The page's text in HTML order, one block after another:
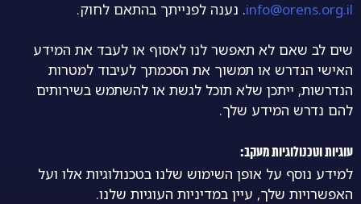
info@orens.org.il. נענה לפנייתך בהתאם לחוק.
שים לב שאם לא תאפשר לנו לאסוף או לעבד את המידע
האישי הנדרש או תמשוך את הסכמתך לעיבוד למטרות
הנדרשות, ייתכן שלא תוכל לגשת או להשתמש בשירותים
להם נדרש המידע שלך.
עוגיות וטכנולוגיות מעקב:
למידע נוסף על אופן השימוש שלנו בטכנולוגיות אלו ועל
האפשרויות שלך, עיין במדיניות העוגיות שלנו.